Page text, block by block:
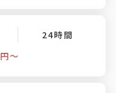
24時間
円〜